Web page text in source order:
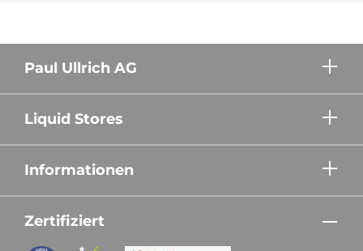
Paul Ullrich AG
Liquid Stores
Informationen
Zertifiziert